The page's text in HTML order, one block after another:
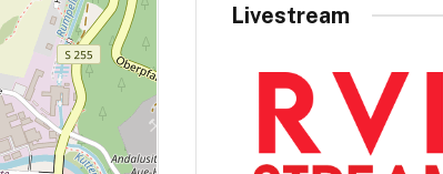
Livestream